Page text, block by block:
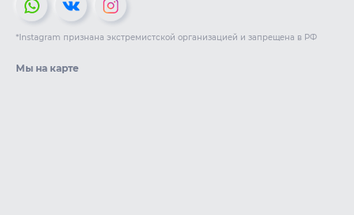
*Instagram признана экстремистской организацией и запрещена в РФ
Мы на карте